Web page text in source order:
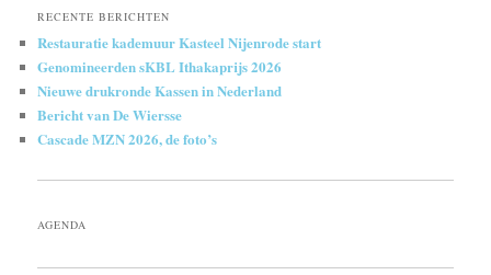
RECENTE BERICHTEN
Restauratie kademuur Kasteel Nijenrode start
Genomineerden sKBL Ithakaprijs 2026
Nieuwe drukronde Kassen in Nederland
Bericht van De Wiersse
Cascade MZN 2026, de foto’s
AGENDA